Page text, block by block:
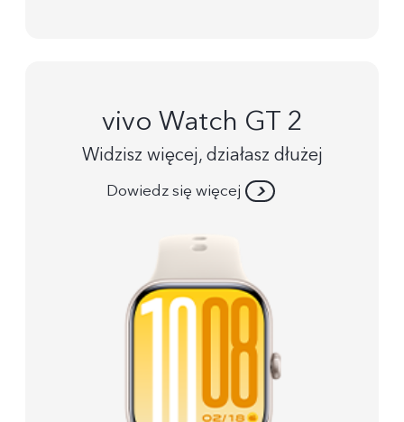
vivo Watch GT 2
Widzisz więcej, działasz dłużej
Dowiedz się więcej